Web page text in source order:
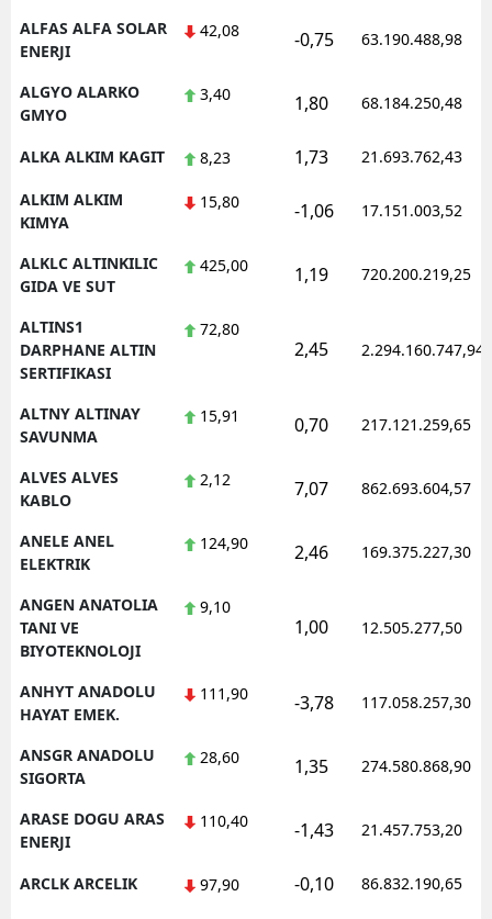
ALFAS ALFA SOLAR
ENERJI
42,08 -0,75 63.190.488,98
ALGYO ALARKO
GMYO
3,40 1,80 68.184.250,48
ALKA ALKIM KAGIT 8,23 1,73 21.693.762,43
ALKIM ALKIM
KIMYA
15,80 -1,06 17.151.003,52
ALKLC ALTINKILIC
GIDA VE SUT
425,00 1,19 720.200.219,25
ALTINS1
DARPHANE ALTIN
SERTIFIKASI
72,80
2,45 2.294.160.747,94
ALTNY ALTINAY
SAVUNMA
15,91 0,70 217.121.259,65
ALVES ALVES
KABLO
2,12 7,07 862.693.604,57
ANELE ANEL
ELEKTRIK
124,90 2,46 169.375.227,30
ANGEN ANATOLIA
TANI VE
BIYOTEKNOLOJI
9,10
1,00 12.505.277,50
ANHYT ANADOLU
HAYAT EMEK.
111,90 -3,78 117.058.257,30
ANSGR ANADOLU
SIGORTA
28,60 1,35 274.580.868,90
ARASE DOGU ARAS
ENERJI
110,40 -1,43 21.457.753,20
ARCLK ARCELIK 97,90 -0,10 86.832.190,65